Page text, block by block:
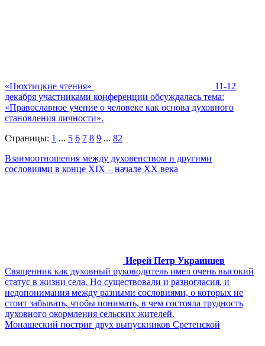
«Пюхтицкие чтения»
11-12
декабря участниками конференции обсуждалась тема:
«Православное учение о человеке как основа духовного
становления личности».
Страницы: 1 ... 5 6 7 8 9 ... 82
Взаимоотношения между духовенством и другими
сословиями в конце XIX – начале XX века
Иерей Петр Украинцев
Священник как духовный руководитель имел очень высокий
статус в жизни села. Но существовали и разногласия, и
недопонимания между разными сословиями, о которых не
стоит забывать, чтобы понимать, в чем состояла трудность
духовного окормления сельских жителей.
Монашеский постриг двух выпускников Сретенской